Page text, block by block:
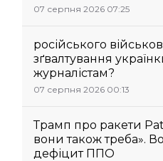
07 серпня 2026 07:25
російського
зґвалтування
журналістам?
07 серпня 2026 00:13
Трамп про ракети
вони також треба».
дефіцит ППО